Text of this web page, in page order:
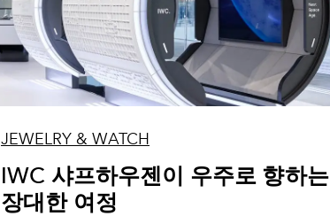
JEWELRY & WATCH
IWC 샤프하우젠이 우주로 향하는
장대한 여정